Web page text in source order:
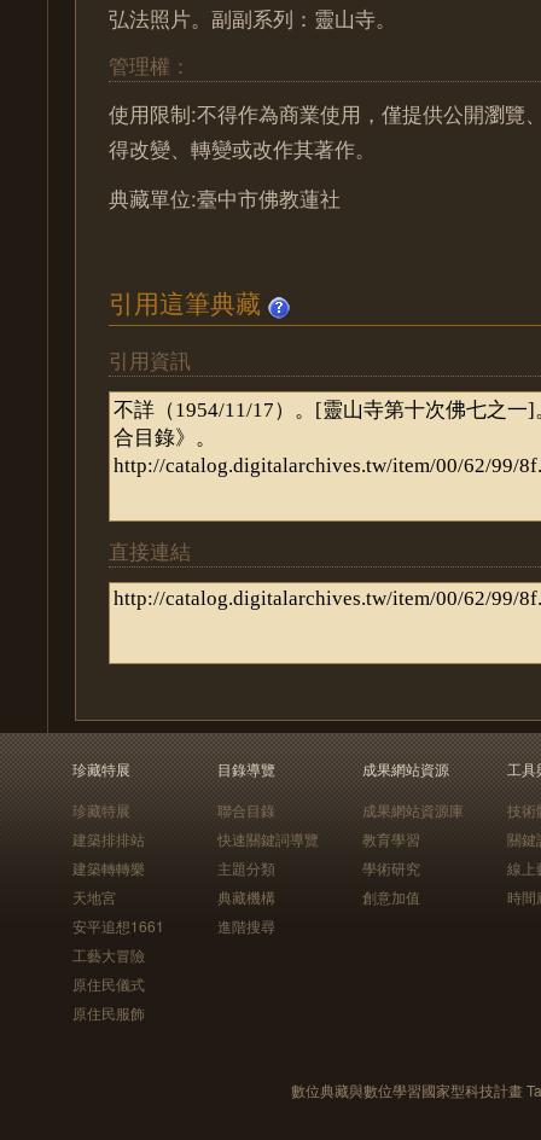
弘法照片。副副系列：靈山寺。
管理權：
使用限制:不得作為商業使用，僅提供公開瀏覽
得改變、轉變或改作其著作。
典藏單位:臺中市佛教蓮社
引用這筆典藏
引用資訊
直接連結
珍藏特展
珍藏特展
建築排排站
建築轉轉樂
天地宮
安平追想1661
工藝大冒險
原住民儀式
原住民服飾
目錄導覽
聯合目錄
快速關鍵詞導覽
主題分類
典藏機構
進階搜尋
成果網站資源
成果網站資源庫
教育學習
學術研究
創意加值
工具
技術
關鍵
線上
時間
數位典藏與數位學習國家型科技計畫